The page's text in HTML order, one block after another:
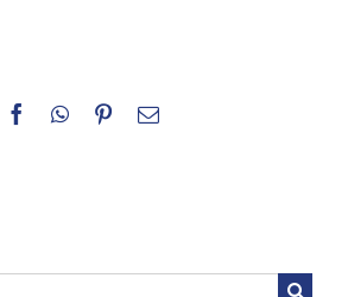
Facebook
WhatsApp
Pinterest
E-